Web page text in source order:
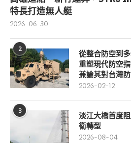
特長打造無人艇
2026-06-30
2
從整合防空到
重塑現代防空
兼論其對台灣
2026-02-12
3
淡江大橋首度
衛轉型
2026-08-04